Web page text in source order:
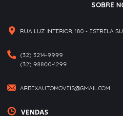
SOBRE
RUA LUZ INTERIOR, 180 - ESTRELA
(32) 3214-9999
(32) 98800-1299
ARBEXAUTOMOVEIS@GMAIL.COM
VENDAS